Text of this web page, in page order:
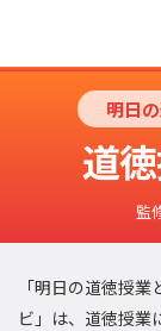
明日
道
監
「明日の道徳授
ビ」は、道徳授業